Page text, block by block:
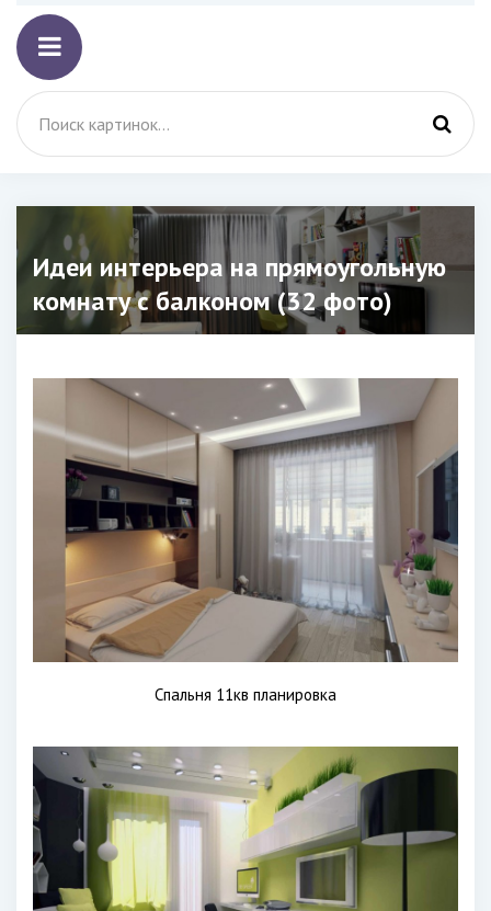
Идеи интерьера на прямоугольную
комнату с балконом (32 фото)
Спальня 11кв планировка